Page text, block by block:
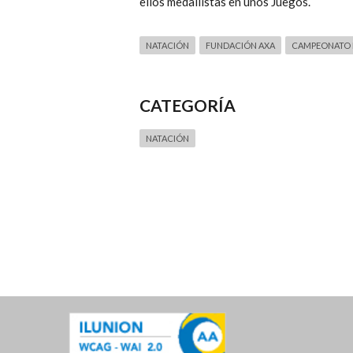
NATACIÓN FUNDACIÓN AXA CAMPEONATO
CATEGORÍA
NATACIÓN